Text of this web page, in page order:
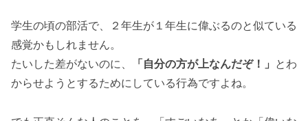
学生の頃の部活で、２年生が１年生に偉ぶるのと似ている
感覚かもしれません。
たいした差がないのに、
「自分の方が上なんだぞ！」 とわ
からせようとするためにしている行為ですよね。